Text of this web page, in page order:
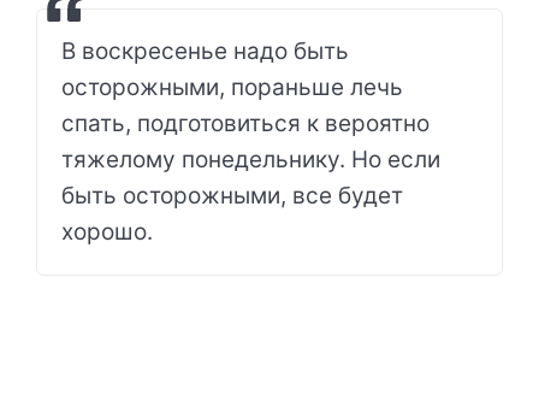
В воскресенье надо быть
осторожными, пораньше лечь
спать, подготовиться к вероятно
тяжелому понедельнику. Но если
быть осторожными, все будет
хорошо.